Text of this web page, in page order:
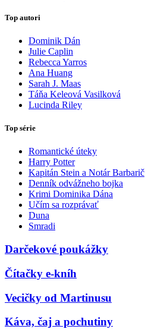
Top autori
Dominik Dán
Julie Caplin
Rebecca Yarros
Ana Huang
Sarah J. Maas
Táňa Keleová Vasilková
Lucinda Riley
Top série
Romantické úteky
Harry Potter
Kapitán Stein a Notár Barbarič
Denník odvážneho bojka
Krimi Dominika Dána
Učím sa rozprávať
Duna
Smradi
Darčekové poukážky
Čítačky e-kníh
Vecičky od Martinusu
Káva, čaj a pochutiny